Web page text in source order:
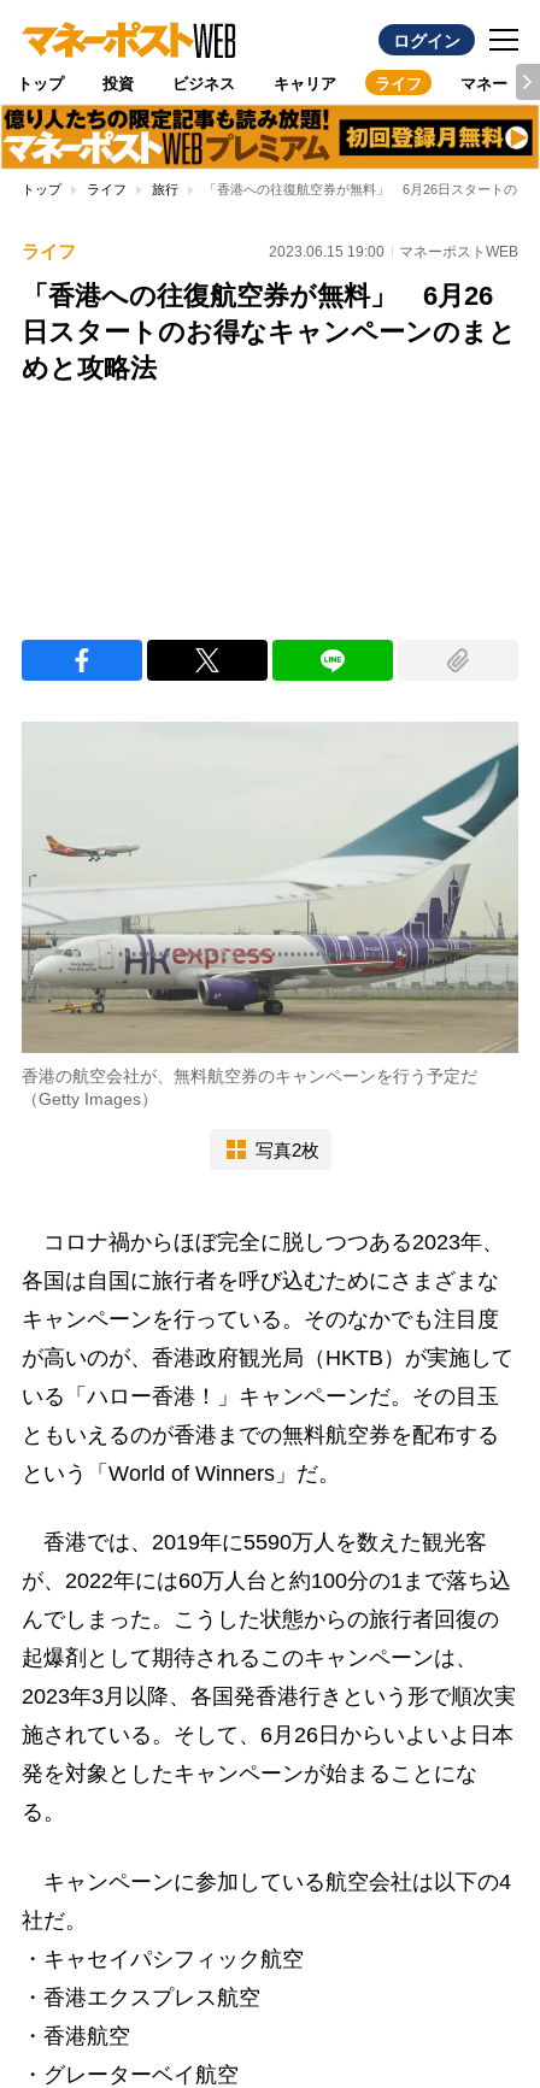
ログイン
トップ 投資 ビジネス キャリア ライフ マネー
トップ ライフ 旅行 「香港への往復航空券が無料」 6月26日スタートのお
ライフ 2023.06.15 19:00 マネーポストWEB
「香港への往復航空券が無料」 6月26
日スタートのお得なキャンペーンのまと
めと攻略法
香港の航空会社が、無料航空券のキャンペーンを行う予定だ
（Getty Images）
写真2枚
コロナ禍からほぼ完全に脱しつつある2023年、
各国は自国に旅行者を呼び込むためにさまざまな
キャンペーンを行っている。そのなかでも注目度
が高いのが、香港政府観光局（HKTB）が実施して
いる「ハロー香港！」キャンペーンだ。その目玉
ともいえるのが香港までの無料航空券を配布する
という「World of Winners」だ。
香港では、2019年に5590万人を数えた観光客
が、2022年には60万人台と約100分の1まで落ち込
んでしまった。こうした状態からの旅行者回復の
起爆剤として期待されるこのキャンペーンは、
2023年3月以降、各国発香港行きという形で順次実
施されている。そして、6月26日からいよいよ日本
発を対象としたキャンペーンが始まることにな
る。
キャンペーンに参加している航空会社は以下の4
社だ。
・キャセイパシフィック航空
・香港エクスプレス航空
・香港航空
・グレーターベイ航空